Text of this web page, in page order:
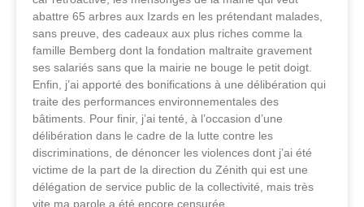
abattre 65 arbres aux Izards en les prétendant malades,
sans preuve, des cadeaux aux plus riches comme la
famille Bemberg dont la fondation maltraite gravement
ses salariés sans que la mairie ne bouge le petit doigt.
Enfin, j’ai apporté des bonifications à une délibération qui
traite des performances environnementales des
bâtiments. Pour finir, j’ai tenté, à l’occasion d’une
délibération dans le cadre de la lutte contre les
discriminations, de dénoncer les violences dont j’ai été
victime de la part de la direction du Zénith qui est une
délégation de service public de la collectivité, mais très
vite ma parole a été encore censurée.